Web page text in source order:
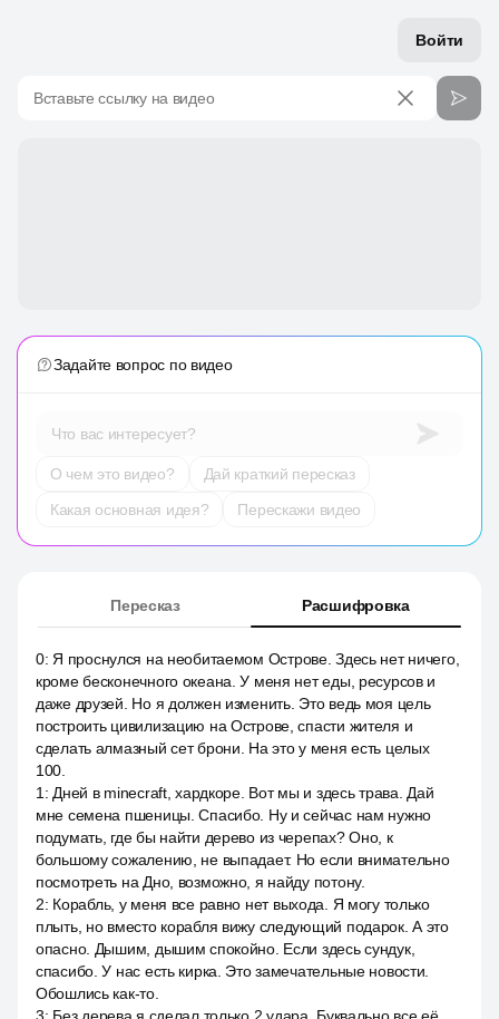
Войти
Вставьте ссылку на видео
Задайте вопрос по видео
Что вас интересует?
О чем это видео?
Дай краткий пересказ
Какая основная идея?
Перескажи видео
Пересказ Расшифровка
0: Я проснулся на необитаемом Острове. Здесь нет ничего,
кроме бесконечного океана. У меня нет еды, ресурсов и
даже друзей. Но я должен изменить. Это ведь моя цель
построить цивилизацию на Острове, спасти жителя и
сделать алмазный сет брони. На это у меня есть целых
100.
1 : Дней в minecraft, хардкоре. Вот мы и здесь трава. Дай
мне семена пшеницы. Спасибо. Ну и сейчас нам нужно
подумать, где бы найти дерево из черепах? Оно, к
большому сожалению, не выпадает. Но если внимательно
посмотреть на Дно, возможно, я найду потону.
2: Корабль, у меня все равно нет выхода. Я могу только
плыть, но вместо корабля вижу следующий подарок. А это
опасно. Дышим, дышим спокойно. Если здесь сундук,
спасибо. У нас есть кирка. Это замечательные новости.
Обошлись как-то.